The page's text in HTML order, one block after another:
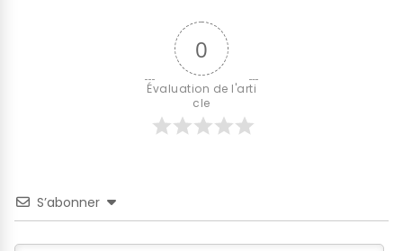
0
Évaluation de l'arti
cle
S’abonner